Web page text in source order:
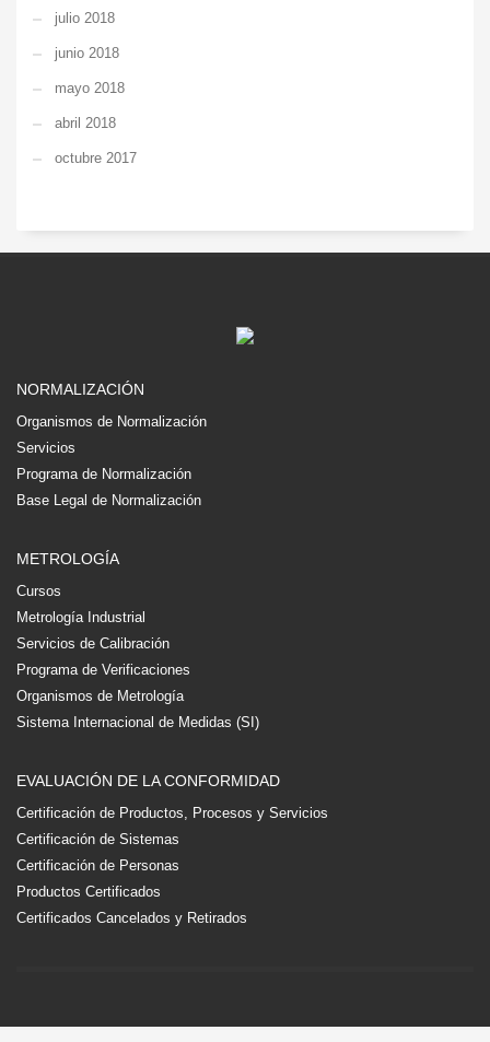
julio 2018
junio 2018
mayo 2018
abril 2018
octubre 2017
NORMALIZACIÓN
Organismos de Normalización
Servicios
Programa de Normalización
Base Legal de Normalización
METROLOGÍA
Cursos
Metrología Industrial
Servicios de Calibración
Programa de Verificaciones
Organismos de Metrología
Sistema Internacional de Medidas (SI)
EVALUACIÓN DE LA CONFORMIDAD
Certificación de Productos, Procesos y Servicios
Certificación de Sistemas
Certificación de Personas
Productos Certificados
Certificados Cancelados y Retirados